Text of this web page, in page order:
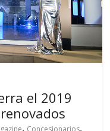
, Concesionarios,
y Francisco
Ecuador se suma a